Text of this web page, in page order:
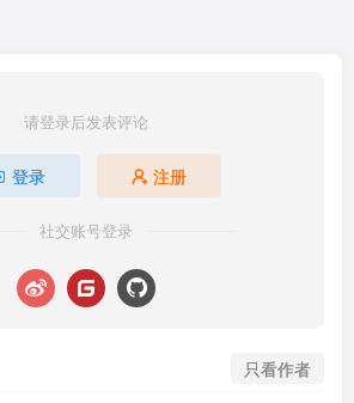
请登录后发表评论
登录 注册
社交账号登录
只看作者